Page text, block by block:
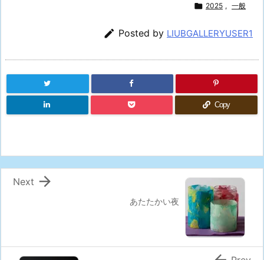
 2025 , 一般
 Posted by LIUBGALLERYUSER1
Copy
あたたかい夜

Next